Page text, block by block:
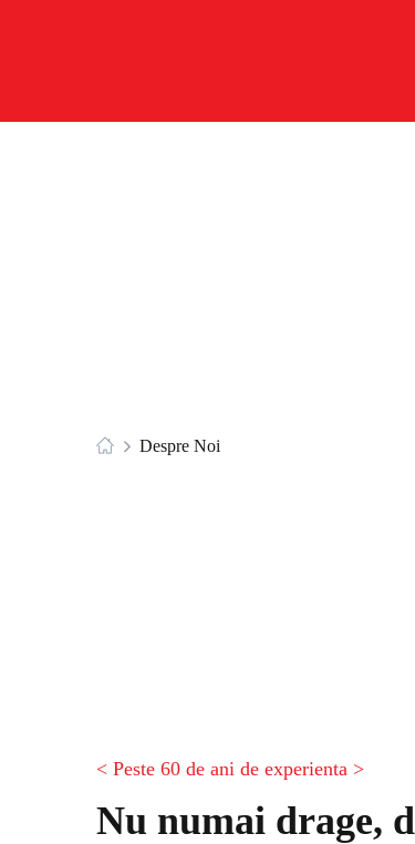
Despre Noi
< Peste 60 de ani de experienta >
Nu numai drage,